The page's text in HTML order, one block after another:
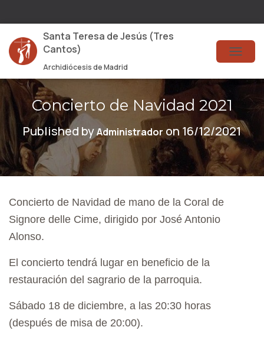
Santa Teresa de Jesús (Tres
Cantos)
Archidiócesis de Madrid
T
O
G
L
E
N
Concierto de Navidad 2021
Published byAdministrador on 16/12/2021
Concierto de Navidad de mano de la Coral de
Signore delle Cime, dirigido por José Antonio
Alonso.
El concierto tendrá lugar en beneficio de la
restauración del sagrario de la parroquia.
Sábado 18 de diciembre, a las 20:30 horas
(después de misa de 20:00).